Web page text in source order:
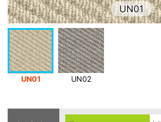
UN01
UN01 UN02